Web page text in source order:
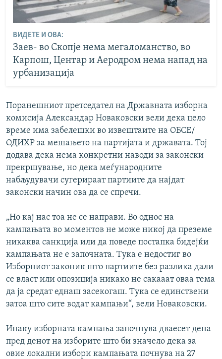
ВИДЕТЕ И ОВА:
Заев- во Скопје нема мегаломанство, во
Карпош, Центар и Аеродром нема напад на
урбанизација
Поранешниот претседател на Државната изборна
комисија Александар Новаковски вели дека цело
време има забелешки во извештаите на ОБСЕ/
ОДИХР за мешањето на партијата и државата. Тој
додава дека нема конкретни наводи за законски
прекршување, но дека меѓународните
набљудувачи сугерираат партиите да најдат
законски начин ова да се спречи.
„Но кај нас тоа не се направи. Во однос на
кампањата во моментов не може никој да преземе
никаква санкција или да поведе постапка бидејќи
кампањата не е започната. Тука е недостиг во
Изборниот законик што партиите без разлика дали
се власт или опозиција никако не сакааат оваа тема
да ја средат еднаш засекогаш. Тука се единствени
затоа што сите водат кампањи“, вели Новаковски.
Инаку изборната кампања започнува дваесет дена
пред денот на изборите што би значело дека за
овие локални избори кампањата почнува на 27